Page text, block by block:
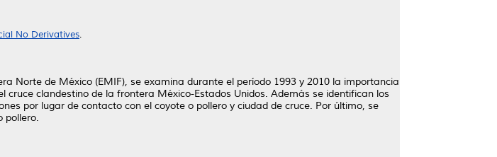
No Derivatives.
Norte de México (EMIF), se examina durante el período 1993 y 2010 la importancia
clandestino de la frontera México-Estados Unidos. Además se identifican los
por lugar de contacto con el coyote o pollero y ciudad de cruce. Por último, se
pollero.